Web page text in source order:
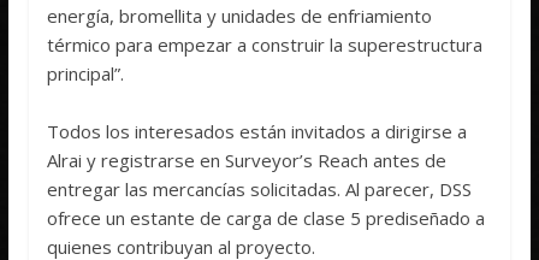
energía, bromellita y unidades de enfriamiento
térmico para empezar a construir la superestructura
principal”.
Todos los interesados están invitados a dirigirse a
Alrai y registrarse en Surveyor’s Reach antes de
entregar las mercancías solicitadas. Al parecer, DSS
ofrece un estante de carga de clase 5 prediseñado a
quienes contribuyan al proyecto.